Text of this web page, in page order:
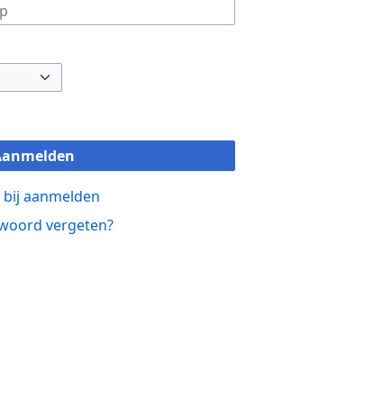
bij aanmelden
vergeten?